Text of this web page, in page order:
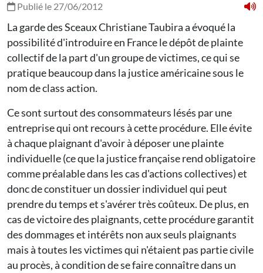
Publié le 27/06/2012
La garde des Sceaux Christiane Taubira a évoqué la
possibilité d'introduire en France le dépôt de plainte
collectif de la part d'un groupe de victimes, ce qui se
pratique beaucoup dans la justice américaine sous le
nom de class action.
Ce sont surtout des consommateurs lésés par une
entreprise qui ont recours à cette procédure. Elle évite
à chaque plaignant d'avoir à déposer une plainte
individuelle (ce que la justice française rend obligatoire
comme préalable dans les cas d'actions collectives) et
donc de constituer un dossier individuel qui peut
prendre du temps et s'avérer très coûteux. De plus, en
cas de victoire des plaignants, cette procédure garantit
des dommages et intérêts non aux seuls plaignants
mais à toutes les victimes qui n'étaient pas partie civile
au procès, à condition de se faire connaître dans un